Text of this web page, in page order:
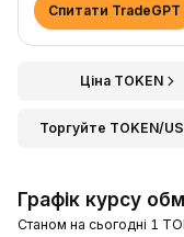
Спитати TradeGPT
Ціна TOKEN
Торгуйте TOKEN/
Графік курсу
Станом на сьогодні 1